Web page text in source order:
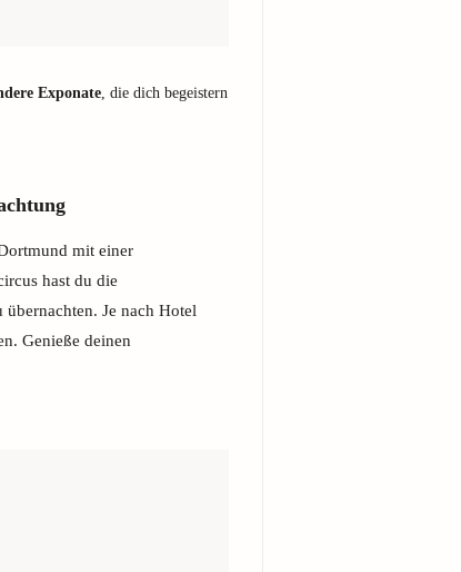
Exponate, die dich begeistern
mit einer
hast du die
übernachten. Je nach Hotel
Genieße deinen